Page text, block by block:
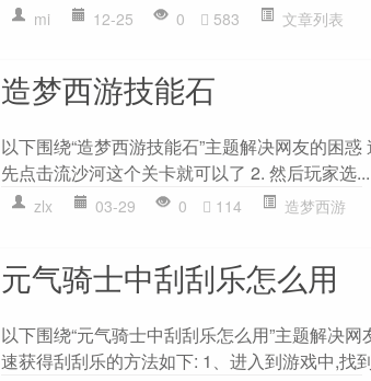
mi 12-25 0 583 文章列表
造梦西游技能石
以下围绕“造梦西游技能石”主题解决网友的困
先点击流沙河这个关卡就可以了 2. 然后玩家选...
zlx 03-29 0 114 造梦西游
元气骑士中刮刮乐怎么用
以下围绕“元气骑士中刮刮乐怎么用”主题解决
速获得刮刮乐的方法如下: 1、进入到游戏中,找